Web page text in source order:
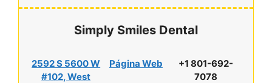
Simply Smiles Dental
2592 S 5600 W
#102, West
Página Web
+1 801-692-
7078